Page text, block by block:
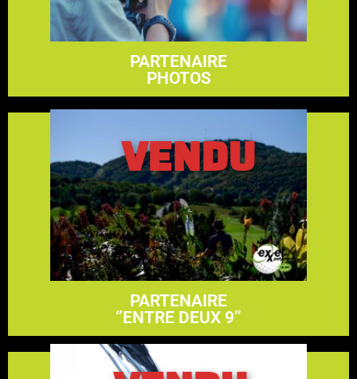
PARTENAIRE
PHOTOS
4700$
PARTENAIRE
‘’ENTRE DEUX 9’’
5000$
En savoir plus
VENDU